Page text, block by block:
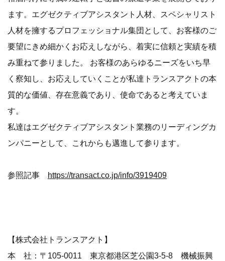
ます。エグゼクティブアシスタント人材、スペシャリスト
人材を擁するプロフェッショナル集団として、お客様のご
要望にきめ細かくお応えしながら、着実に信頼と実績を積
み重ねて参りました。 お客様のあらゆるニーズをいち早
く察知し、お応えしていくことが私達トランスアクトの本
質的な価値、存在意義であり、使命であると考えていま
す。
私達はエグゼクティブアシスタント業務のリーディングカ
ンパニーとして、これからも邁進して参ります。
参照記事 https://transact.co.jp/info/3919409
​​【株式会社トランスアクト】
本 社：〒105-0011 東京都港区芝公園3-5-8 機械振興